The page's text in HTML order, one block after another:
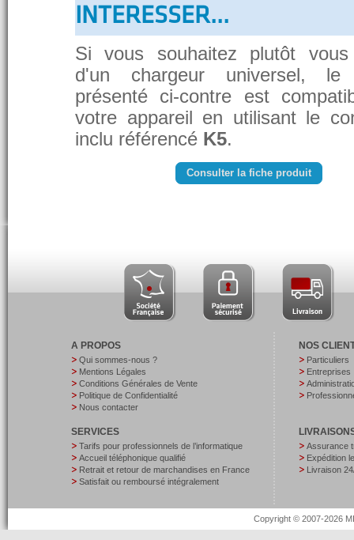
INTERESSER...
Si vous souhaitez plutôt vous
d'un chargeur universel, le
présenté ci-contre est
votre appareil en utilisant le
inclu référencé K5.
Consulter la fiche produit
A PROPOS
Qui sommes-nous ?
Mentions Légales
Conditions Générales de Vente
Politique de Confidentialité
Nous contacter
SERVICES
Tarifs pour professionnels de l’informatique
Accueil téléphonique qualifié
Retrait et retour de marchandises en France
Satisfait ou remboursé intégralement
NOS
Particuliers
Entreprises
Assurance
Expédition
Livraison
Copyright © 2007-2026